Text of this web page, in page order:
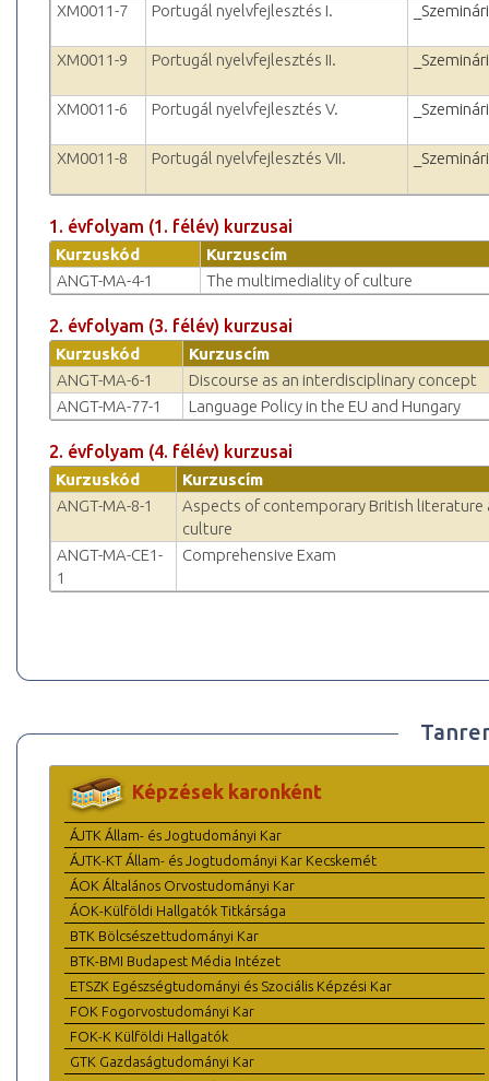
XM0011-7
Portugál nyelvfejlesztés I.
XM0011-9 Portugál nyelvfejlesztés II.
XM0011-6 Portugál nyelvfejlesztés V.
XM0011-8 Portugál nyelvfejlesztés VII.
1. évfolyam (1. félév) kurzusai
Kurzuskód
Kurzuscím
ANGT-MA-4-1
The multimediality of culture
2. évfolyam (3. félév) kurzusai
Kurzuskód
Kurzuscím
ANGT-MA-6-1
Discourse as an interdisciplinary concept
ANGT-MA-77-1
Language Policy in the EU and Hungary
2. évfolyam (4. félév) kurzusai
Kurzuskód
Kurzuscím
ANGT-MA-8-1
Aspects of contemporary British literature
culture
ANGT-MA-CE1-
1
Comprehensive Exam
Képzések karonként
ÁJTK Állam- és Jogtudományi Kar
ÁJTK-KT Állam- és Jogtudományi Kar Kecskemét
ÁOK Általános Orvostudományi Kar
ÁOK-Külföldi Hallgatók Titkársága
BTK Bölcsészettudományi Kar
BTK-BMI Budapest Média Intézet
ETSZK Egészségtudományi és Szociális Képzési Kar
FOK Fogorvostudományi Kar
FOK-K Külföldi Hallgatók
GTK Gazdaságtudományi Kar